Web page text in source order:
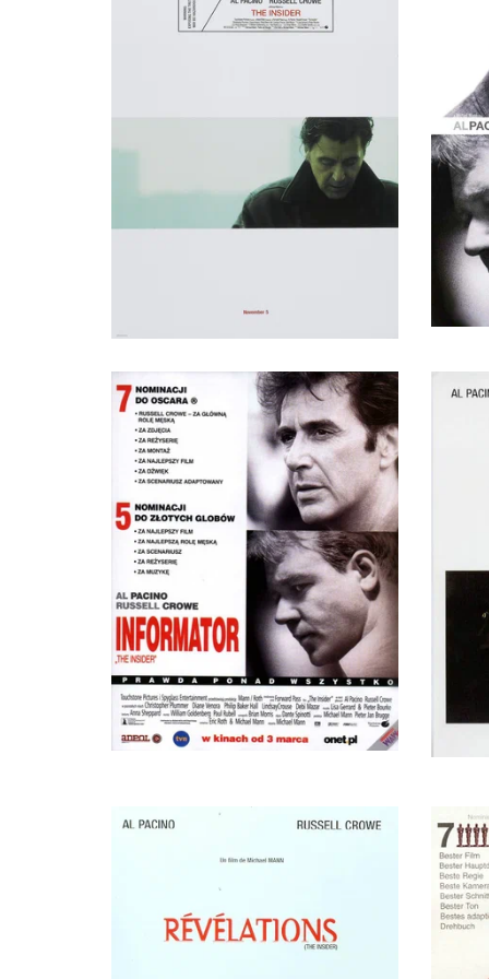
Sandra Sutherland (в титрах: Megan Odabash)
Alan Desatti
FBI Agent #1
Роберт Патрик Бринк
Policeman (в титрах: Robert Brink)
Джеймс Харпер
FBI Agent #3
Дэвид Роберсон
John Telefarro
Грегг Е. Муравчик
Private Security Guard
Уильям П. Брэдфорд
Subpoena Man (в титрах: William P. Bradford II)
Энн Рескин
Стив Сэлдж
Mississippi Reporter
Брайан Моррис
Уильям Голденберг
Пол Рубелл